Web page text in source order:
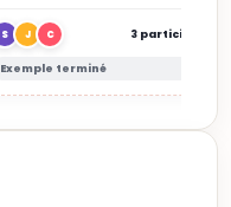
S J C 3 participants
Exemple terminé